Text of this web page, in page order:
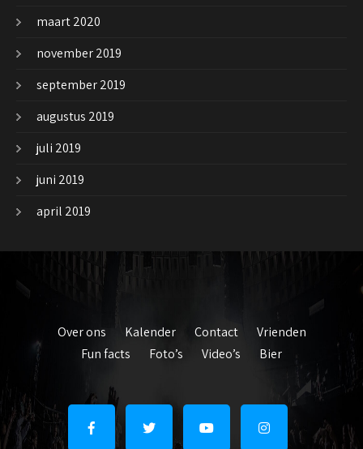
maart 2020
november 2019
september 2019
augustus 2019
juli 2019
juni 2019
april 2019
Over ons Kalender Contact
Vrienden
Fun facts
Foto’s Video’s Bier